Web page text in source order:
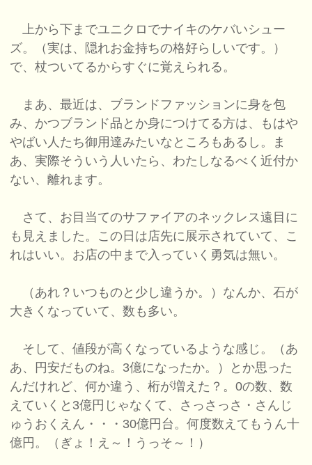
上から下までユニクロでナイキのケバいシュー
ズ。（実は、隠れお金持ちの格好らしいです。）
で、杖ついてるからすぐに覚えられる。
まあ、最近は、ブランドファッションに身を包
み、かつブランド品とか身につけてる方は、もはや
やばい人たち御用達みたいなところもあるし。ま
あ、実際そういう人いたら、わたしなるべく近付か
ない、離れます。
さて、お目当てのサファイアのネックレス遠目に
も見えました。この日は店先に展示されていて、こ
れはいい。お店の中まで入っていく勇気は無い。
（あれ？いつものと少し違うか。）なんか、石が
大きくなっていて、数も多い。
そして、値段が高くなっているような感じ。（あ
あ、円安だものね。3億になったか。）とか思った
んだけれど、何か違う、桁が増えた？。0の数、数
えていくと3億円じゃなくて、さっさっさ・さんじ
ゅうおくえん・・・30億円台。何度数えてもうん十
億円。（ぎょ！え～！うっそ～！）